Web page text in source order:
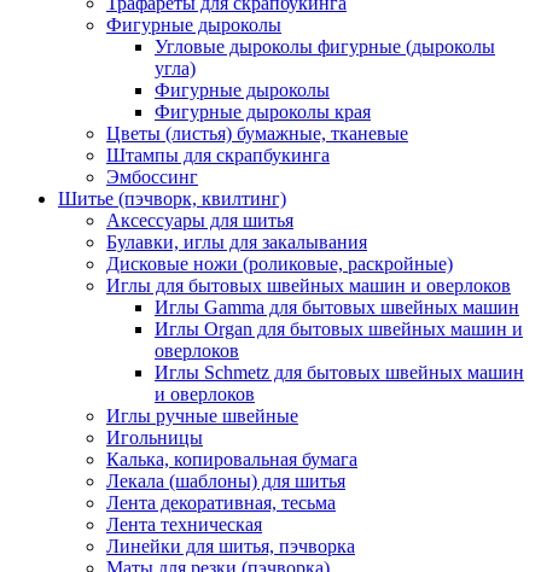
Фигурные дыроколы
Угловые дыроколы фигурные (дыроколы
угла)
Фигурные дыроколы
Фигурные дыроколы края
Цветы (листья) бумажные, тканевые
Штампы для скрапбукинга
Эмбоссинг
Шитье (пэчворк, квилтинг)
Аксессуары для шитья
Булавки, иглы для закалывания
Дисковые ножи (роликовые, раскройные)
Иглы для бытовых швейных машин и оверлоков
Иглы Gamma для бытовых швейных машин
Иглы Organ для бытовых швейных машин и
оверлоков
Иглы Schmetz для бытовых швейных машин
и оверлоков
Иглы ручные швейные
Игольницы
Калька, копировальная бумага
Лекала (шаблоны) для шитья
Лента декоративная, тесьма
Лента техническая
Линейки для шитья, пэчворка
Маты для резки (пэчворка)